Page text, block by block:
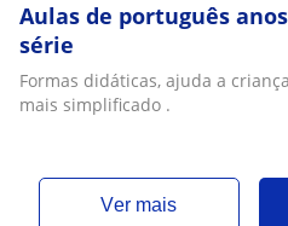
Aulas de português
série
Formas didáticas, ajuda a
mais simplificado .
ver mais